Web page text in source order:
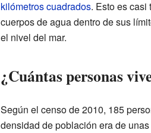
kilómetros cuadrados. Esto es casi
cuerpos de agua dentro de sus
el nivel del mar.
¿Cuántas personas
Según el censo de 2010, 185
densidad de población era de